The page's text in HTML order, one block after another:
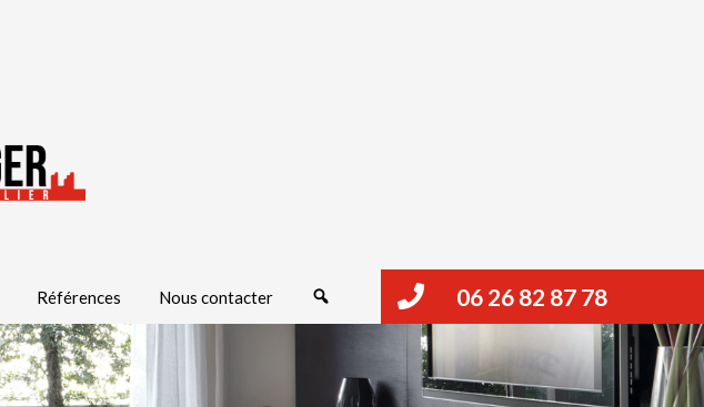
Références Nous contacter Rechercher 06 26 82 87 78